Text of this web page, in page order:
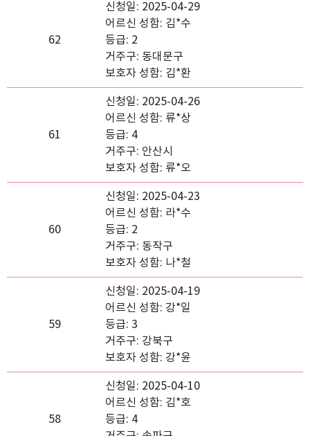
62
신청일: 2025-04-29
어르신 성함: 김*수
등급: 2
거주구: 동대문구
보호자 성함: 김*환
61
신청일: 2025-04-26
어르신 성함: 류*상
등급: 4
거주구: 안산시
보호자 성함: 류*오
60
신청일: 2025-04-23
어르신 성함: 라*수
등급: 2
거주구: 동작구
보호자 성함: 나*철
59
신청일: 2025-04-19
어르신 성함: 강*일
등급: 3
거주구: 강북구
보호자 성함: 강*윤
58
신청일: 2025-04-10
어르신 성함: 김*호
등급: 4